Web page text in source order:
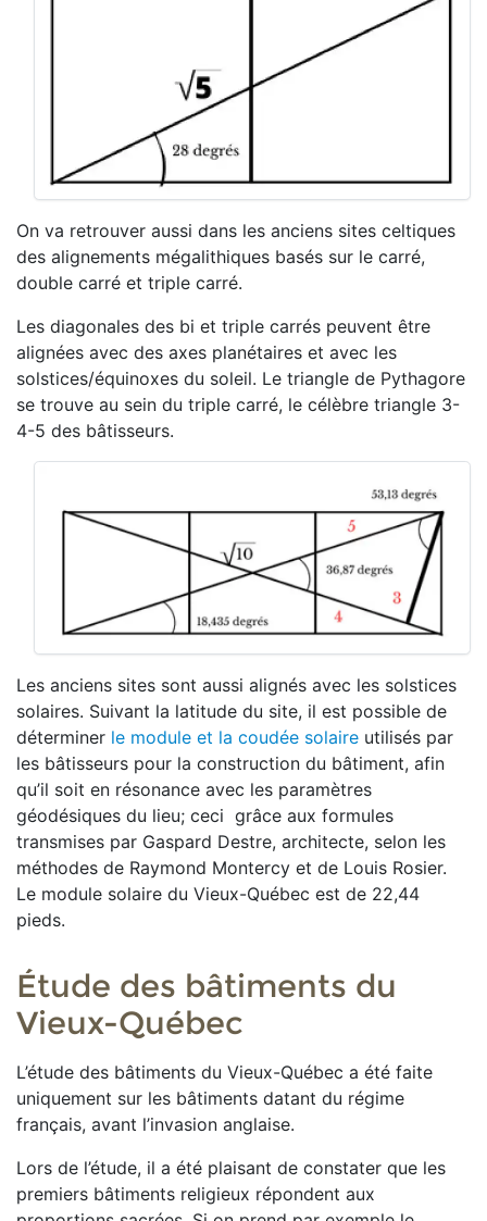
On va retrouver aussi dans les anciens sites celtiques
des alignements mégalithiques basés sur le carré,
double carré et triple carré.
Les diagonales des bi et triple carrés peuvent être
alignées avec des axes planétaires et avec les
solstices/équinoxes du soleil. Le triangle de Pythagore
se trouve au sein du triple carré, le célèbre triangle 3-
4-5 des bâtisseurs.
Les anciens sites sont aussi alignés avec les solstices
solaires. Suivant la latitude du site, il est possible de
déterminer le module et la coudée solaire utilisés par
les bâtisseurs pour la construction du bâtiment, afin
qu’il soit en résonance avec les paramètres
géodésiques du lieu; ceci grâce aux formules
transmises par Gaspard Destre, architecte, selon les
méthodes de Raymond Montercy et de Louis Rosier.
Le module solaire du Vieux-Québec est de 22,44
pieds.
Étude des bâtiments du
Vieux-Québec
L’étude des bâtiments du Vieux-Québec a été faite
uniquement sur les bâtiments datant du régime
français, avant l’invasion anglaise.
Lors de l’étude, il a été plaisant de constater que les
premiers bâtiments religieux répondent aux